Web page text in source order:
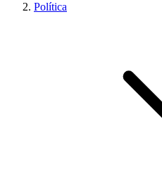
Política